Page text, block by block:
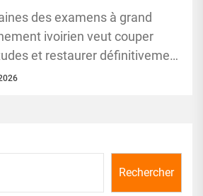
des examens à grand
ivoirien veut couper
et restaurer définitivement
de l’école ivoirienne....
Rechercher